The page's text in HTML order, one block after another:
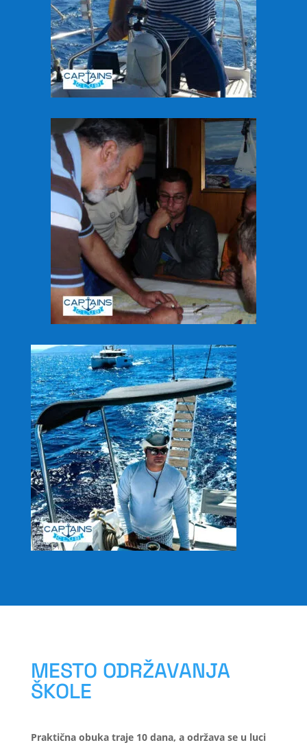
MESTO ODRŽAVANJA
ŠKOLE
Praktična obuka traje 10 dana, a održava se u luci